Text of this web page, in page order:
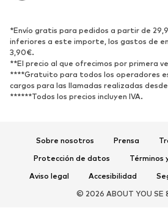
ZAPATOS
Nuevo
Zapatillas de deporte
Botines
Zapatos de tacón y plataforma Botas
Exclusivo
*Envío gratis para pedidos a partir de
inferiores a este importe, los gastos de
3,90€.
**El precio al que ofrecimos por primera
****Gratuito para todos los operadores
cargos para las llamadas realizadas
******Todos los precios incluyen IVA.
Sobre nosotros Prensa
Protección de datos
Términos
Aviso legal
Accesibilidad
© 2026 ABOUT YOU SE